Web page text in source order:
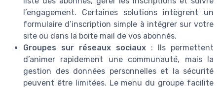
l’engagement. Certaines solutions intègrent un
formulaire d’inscription simple à intégrer sur votre
site ou dans la boite mail de vos abonnés.
Groupes sur réseaux sociaux : Ils permettent
d’animer rapidement une communauté, mais la
gestion des données personnelles et la sécurité
peuvent être limitées. Le menu du groupe facilite